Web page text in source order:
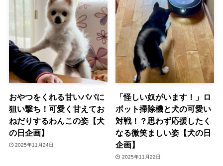
おやつをくれる甘いパパに
狙い撃ち！可愛く甘えてお
ねだりするわんこの姿【犬
の日企画】
2025年11月24日
「怪しい奴がいます！」ロ
ボット掃除機と犬の可愛い
対戦！？思わず応援したく
なる微笑ましい姿【犬の日
企画】
2025年11月22日